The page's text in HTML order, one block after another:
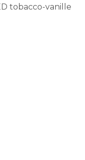
tobacco-vanille